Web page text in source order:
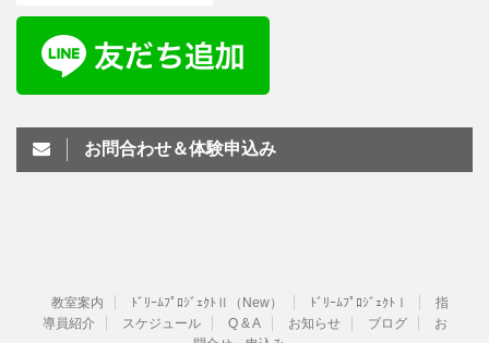
お問合わせ＆体験申込み
教室案内 ﾄﾞﾘｰﾑﾌﾟﾛｼﾞｪｸﾄⅡ（New） ﾄﾞﾘｰﾑﾌﾟﾛｼﾞｪｸﾄⅠ
指
導員紹介
スケジュール Q & A お知らせ ブログ
お